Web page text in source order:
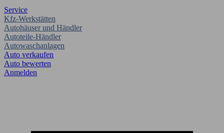
Service
Kfz-Werkstätten
Autohäuser und Händler
Autoteile-Händler
Autowaschanlagen
Auto verkaufen
Auto bewerten
Anmelden